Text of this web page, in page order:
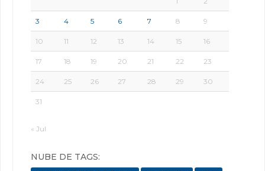
3 4 5 6 7 8 9
10 11 12 13 14 15 16
17 18 19 20 21 22 23
24 25 26 27 28 29 30
31
« Jul
NUBE DE TAGS: